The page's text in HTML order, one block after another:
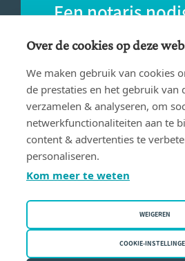
Een notaris
Vind eenvoudig een
buurt.
VIND EEN NOTARIS
Privacy policy
Over de cookies op deze
We maken gebruik van cookies
de prestaties en het gebruik van
verzamelen & analyseren, om
netwerkfunctionaliteiten aan te
content & advertenties te
personaliseren.
Kom meer te weten
WEIGEREN
COOKIE-